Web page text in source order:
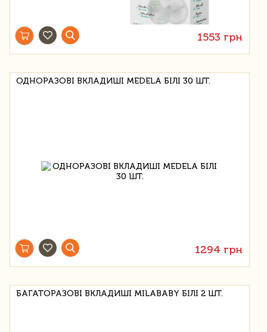
1553 грн
ОДНОРАЗОВІ ВКЛАДИШІ MEDELA БІЛІ 30 ШТ.
1294 грн
БАГАТОРАЗОВІ ВКЛАДИШІ MILABABY БІЛІ 2 ШТ.